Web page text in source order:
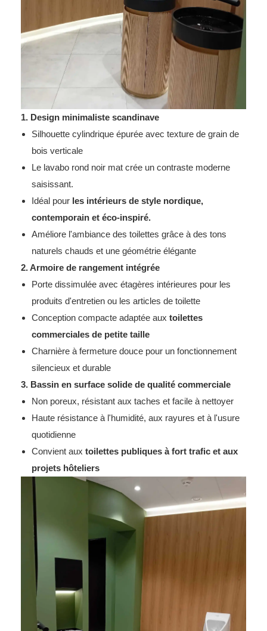
1. Design minimaliste scandinave
Silhouette cylindrique épurée avec texture de grain de
bois verticale
Le lavabo rond noir mat crée un contraste moderne
saisissant.
Idéal pour les intérieurs de style nordique,
contemporain et éco-inspiré.
Améliore l'ambiance des toilettes grâce à des tons
naturels chauds et une géométrie élégante
2. Armoire de rangement intégrée
Porte dissimulée avec étagères intérieures pour les
produits d'entretien ou les articles de toilette
Conception compacte adaptée aux toilettes
commerciales de petite taille
Charnière à fermeture douce pour un fonctionnement
silencieux et durable
3. Bassin en surface solide de qualité commerciale
Non poreux, résistant aux taches et facile à nettoyer
Haute résistance à l'humidité, aux rayures et à l'usure
quotidienne
Convient aux toilettes publiques à fort trafic et aux
projets hôteliers